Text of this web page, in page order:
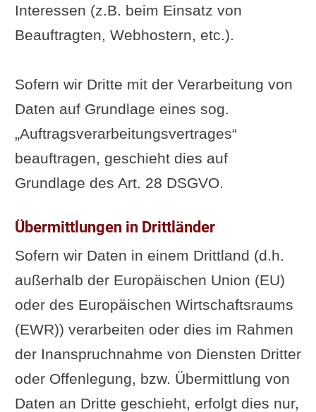
Interessen (z.B. beim Einsatz von
Beauftragten, Webhostern, etc.).
Sofern wir Dritte mit der Verarbeitung von
Daten auf Grundlage eines sog.
„Auftragsverarbeitungsvertrages“
beauftragen, geschieht dies auf
Grundlage des Art. 28 DSGVO.
Übermittlungen in Drittländer
Sofern wir Daten in einem Drittland (d.h.
außerhalb der Europäischen Union (EU)
oder des Europäischen Wirtschaftsraums
(EWR)) verarbeiten oder dies im Rahmen
der Inanspruchnahme von Diensten Dritter
oder Offenlegung, bzw. Übermittlung von
Daten an Dritte geschieht, erfolgt dies nur,